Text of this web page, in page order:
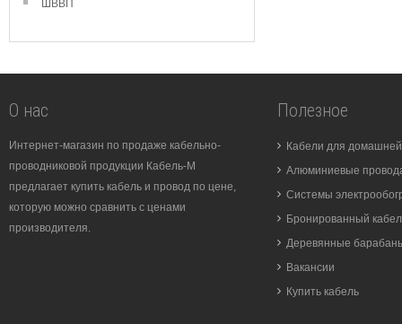
ШВВП
О нас
Интернет-магазин по продаже кабельно-
проводниковой продукции Кабель-М
предлагает купить кабель и провод по цене,
которую можно сравнить с ценами
производителя.
Полезное
Кабели для
Алюминиевые
Системы
Бронированный
Деревянные
Вакансии
Купить кабель